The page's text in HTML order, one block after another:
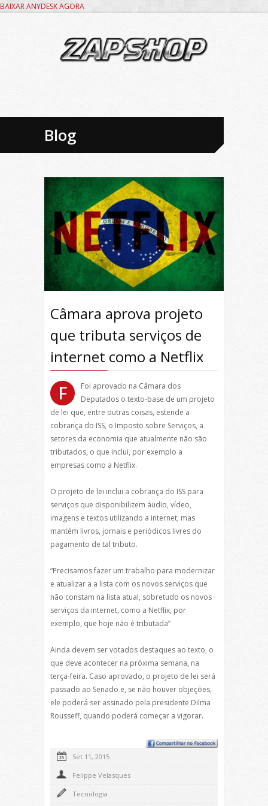
BAIXAR ANYDESK AGORA
Blog
Câmara aprova projeto
que tributa serviços de
internet como a Netflix
F
Foi aprovado na Câmara dos
Deputados o texto-base de um projeto
de lei que, entre outras coisas, estende a
cobrança do ISS, o Imposto sobre Serviços, a
setores da economia que atualmente não são
tributados, o que inclui, por exemplo a
empresas como a Netflix.
O projeto de lei inclui a cobrança do ISS para
serviços que disponibilizem áudio, vídeo,
imagens e textos utilizando a internet, mas
mantém livros, jornais e periódicos livres do
pagamento de tal tributo.
“Precisamos fazer um trabalho para modernizar
e atualizar a a lista com os novos serviços que
não constam na lista atual, sobretudo os novos
serviços da internet, como a Netflix, por
exemplo, que hoje não é tributada”
Ainda devem ser votados destaques ao texto, o
que deve acontecer na próxima semana, na
terça-feira. Caso aprovado, o projeto de lei será
passado ao Senado e, se não houver objeções,
ele poderá ser assinado pela presidente Dilma
Rousseff, quando poderá começar a vigorar.
Set 11, 2015
Felippe Velasques
Tecnologia